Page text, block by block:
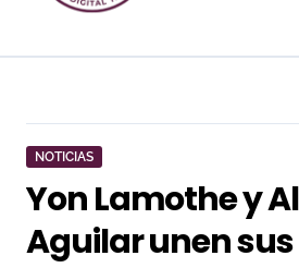
NOTICIAS
Yon Lamothe y
Aguilar unen